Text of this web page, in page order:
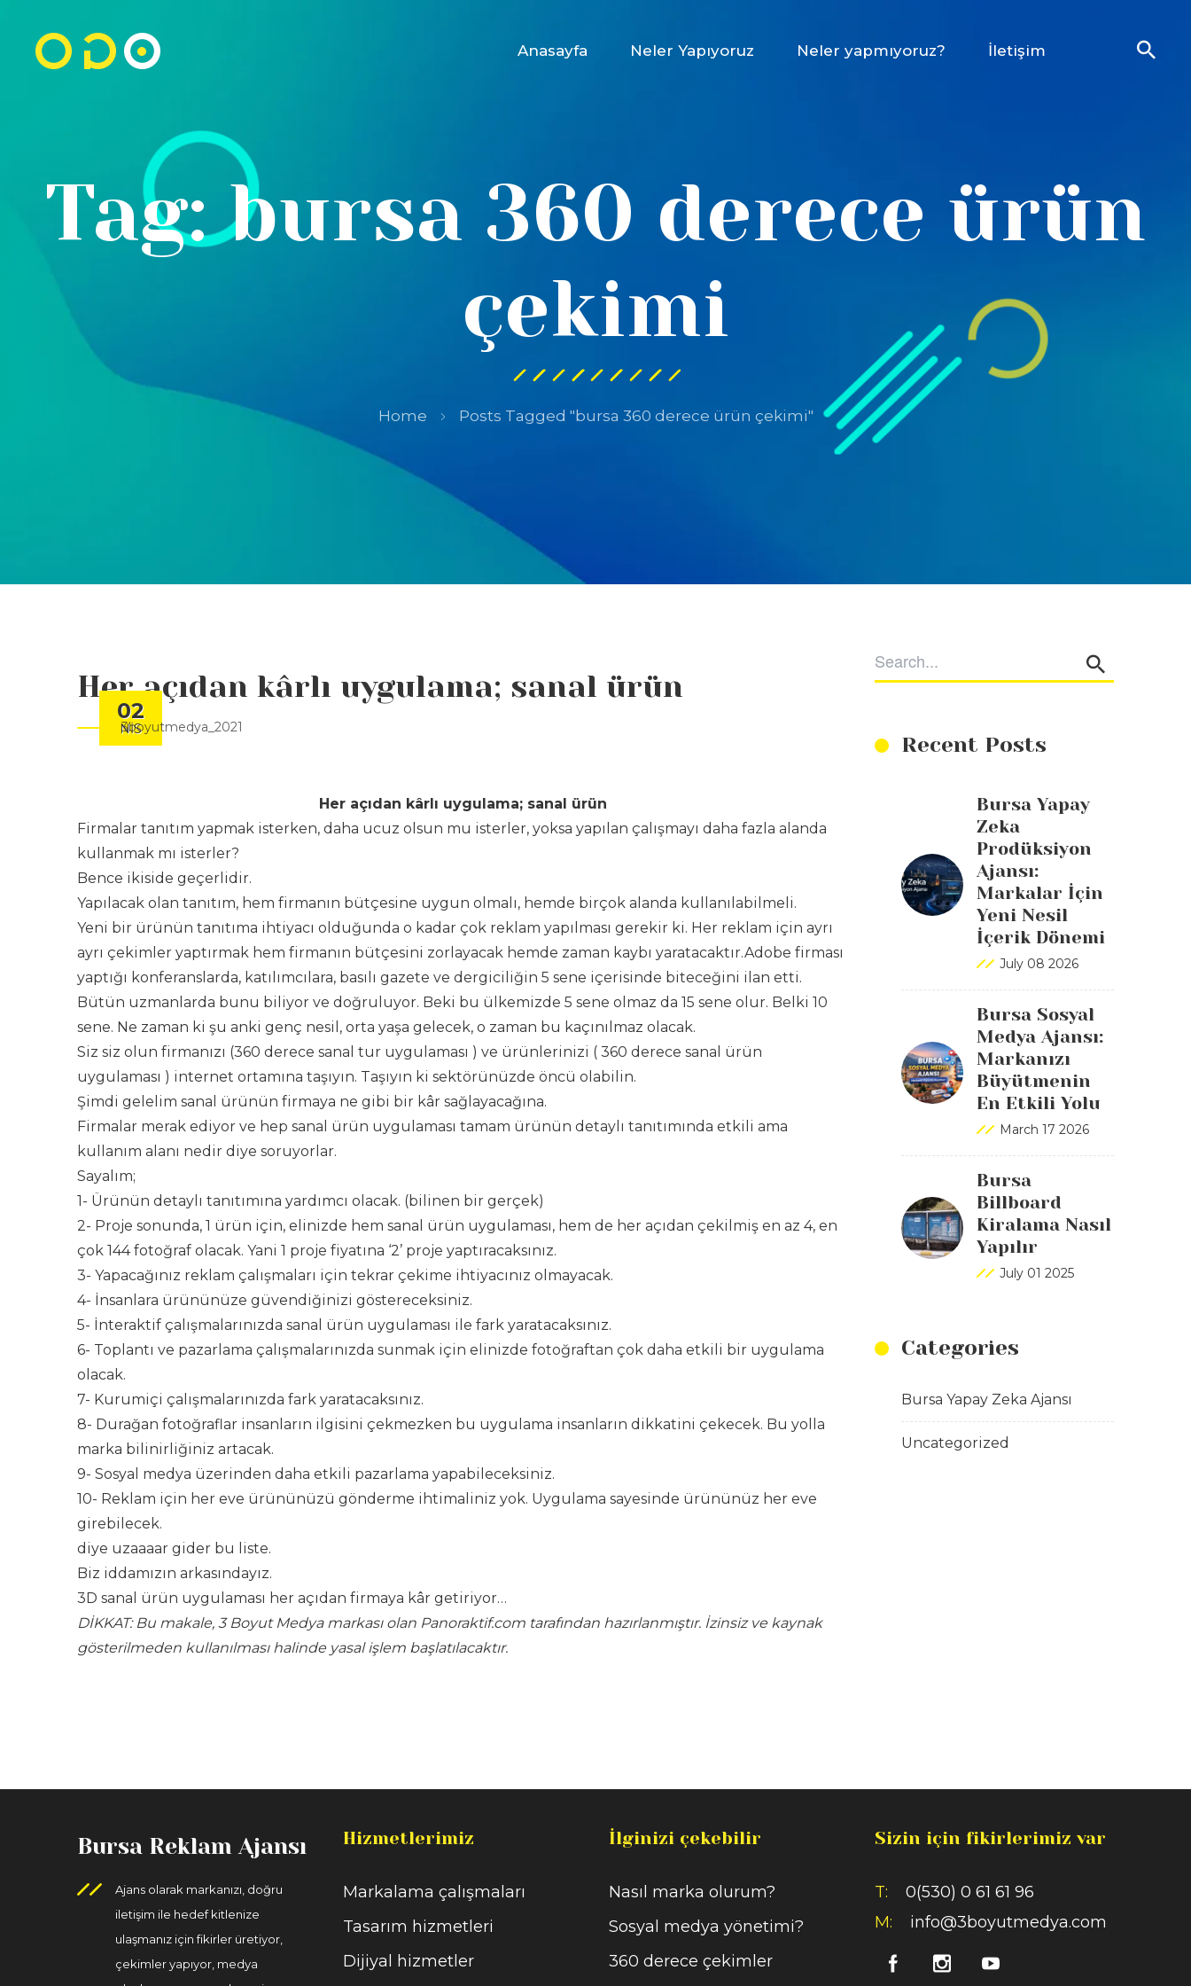
Anasayfa Neler Yapıyoruz Neler yapmıyoruz? İletişim
Tag: bursa 360 derece ürün
çekimi
Home Posts Tagged "bursa 360 derece ürün çekimi"
Recent Posts
Bursa Yapay
Zeka
Prodüksiyon
Ajansı:
Markalar İçin
Yeni Nesil
İçerik Dönemi
July 08 2026
Bursa Sosyal
Medya Ajansı:
Markanızı
Büyütmenin
En Etkili Yolu
March 17 2026
Bursa
Billboard
Kiralama Nasıl
Yapılır
July 01 2025
Categories
Bursa Yapay Zeka Ajansı
Uncategorized
02
NIS
Her açıdan kârlı uygulama; sanal ürün
3boyutmedya_2021
Her açıdan kârlı uygulama; sanal ürün
Firmalar tanıtım yapmak isterken, daha ucuz olsun mu isterler, yoksa yapılan çalışmayı daha fazla alanda
kullanmak mı isterler?
Bence ikiside geçerlidir.
Yapılacak olan tanıtım, hem firmanın bütçesine uygun olmalı, hemde birçok alanda kullanılabilmeli.
Yeni bir ürünün tanıtıma ihtiyacı olduğunda o kadar çok reklam yapılması gerekir ki. Her reklam için ayrı
ayrı çekimler yaptırmak hem firmanın bütçesini zorlayacak hemde zaman kaybı yaratacaktır.Adobe firması
yaptığı konferanslarda, katılımcılara, basılı gazete ve dergiciliğin 5 sene içerisinde biteceğini ilan etti.
Bütün uzmanlarda bunu biliyor ve doğruluyor. Beki bu ülkemizde 5 sene olmaz da 15 sene olur. Belki 10
sene. Ne zaman ki şu anki genç nesil, orta yaşa gelecek, o zaman bu kaçınılmaz olacak.
Siz siz olun firmanızı (360 derece sanal tur uygulaması ) ve ürünlerinizi ( 360 derece sanal ürün
uygulaması ) internet ortamına taşıyın. Taşıyın ki sektörünüzde öncü olabilin.
Şimdi gelelim sanal ürünün firmaya ne gibi bir kâr sağlayacağına.
Firmalar merak ediyor ve hep sanal ürün uygulaması tamam ürünün detaylı tanıtımında etkili ama
kullanım alanı nedir diye soruyorlar.
Sayalım;
1- Ürünün detaylı tanıtımına yardımcı olacak. (bilinen bir gerçek)
2- Proje sonunda, 1 ürün için, elinizde hem sanal ürün uygulaması, hem de her açıdan çekilmiş en az 4, en
çok 144 fotoğraf olacak. Yani 1 proje fiyatına ‘2’ proje yaptıracaksınız.
3- Yapacağınız reklam çalışmaları için tekrar çekime ihtiyacınız olmayacak.
4- İnsanlara ürününüze güvendiğinizi göstereceksiniz.
5- İnteraktif çalışmalarınızda sanal ürün uygulaması ile fark yaratacaksınız.
6- Toplantı ve pazarlama çalışmalarınızda sunmak için elinizde fotoğraftan çok daha etkili bir uygulama
olacak.
7- Kurumiçi çalışmalarınızda fark yaratacaksınız.
8- Durağan fotoğraflar insanların ilgisini çekmezken bu uygulama insanların dikkatini çekecek. Bu yolla
marka bilinirliğiniz artacak.
9- Sosyal medya üzerinden daha etkili pazarlama yapabileceksiniz.
10- Reklam için her eve ürününüzü gönderme ihtimaliniz yok. Uygulama sayesinde ürününüz her eve
girebilecek.
diye uzaaaar gider bu liste.
Biz iddamızın arkasındayız.
3D sanal ürün uygulaması her açıdan firmaya kâr getiriyor…
DİKKAT: Bu makale, 3 Boyut Medya markası olan Panoraktif.com tarafından hazırlanmıştır. İzinsiz ve kaynak
gösterilmeden kullanılması halinde yasal işlem başlatılacaktır.
Bursa Reklam Ajansı
Ajans olarak markanızı, doğru
iletişim ile hedef kitlenize
ulaşmanız için fikirler üretiyor,
çekimler yapıyor, medya
Hizmetlerimiz
Markalama çalışmaları
Tasarım hizmetleri
Dijiyal hizmetler
İlginizi çekebilir
Nasıl marka olurum?
Sosyal medya yönetimi?
360 derece çekimler
Sizin için fikirlerimiz var
T: 0(530) 0 61 61 96
M: info@3boyutmedya.com